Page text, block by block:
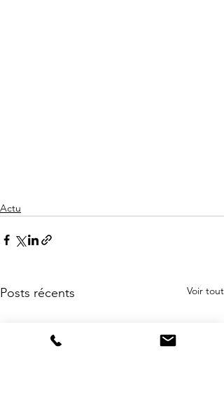
Actu
Posts récents Voir tout